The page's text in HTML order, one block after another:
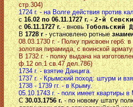
стр.304)
1724 г. - на Волге действия против
с16.02 по 06.11.1727 г. -2-й
с06.11.1727 г.- вновьТобольский
В1728 г- установлено ротные
08.03.1730 г. - Полку присвоен герб:
золотая пирамида, с воинской
В 1732 г. - полку выдана на
ф.12 оп.1 св.47 дел.786)
1734 г. - взятие Данцига.
1737 г. - Крымский поход: штурм и
1738 - 1739 гг. - в Крыму.
05.10.1743 г. - полк имеет квартиры
С30.03.1756 г.- по новому штату